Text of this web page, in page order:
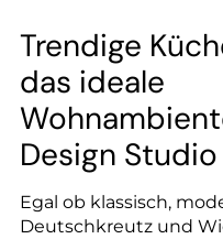
Trendige
das ideale
Design
Egal ob klassisch,
Deutschkreutz und